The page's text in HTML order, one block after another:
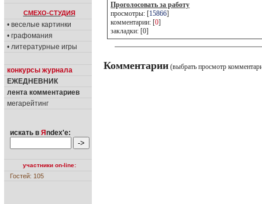
СМЕХО-СТУДИЯ
• веселые картинки
• графомания
• литературные игры
конкурсы журнала
ЕЖЕДНЕВНИК
лента комментариев
мегарейтинг
искать в Я ndex'е:
участники on-line:
Гостей: 105
Проголосовать за работу
просмотры: [15866]
комментарии: [0]
закладки: [0]
Комментарии (выбрать просмотр